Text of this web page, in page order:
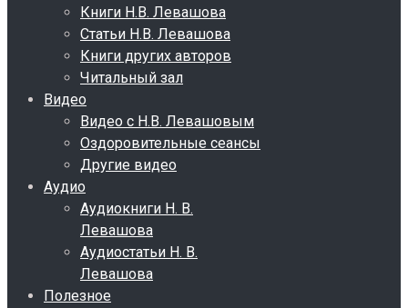
Книги Н.В. Левашова
Статьи Н.В. Левашова
Книги других авторов
Читальный зал
Видео
Видео с Н.В. Левашовым
Оздоровительные сеансы
Другие видео
Аудио
Аудиокниги Н. В.
Левашова
Аудиостатьи Н. В.
Левашова
Полезное